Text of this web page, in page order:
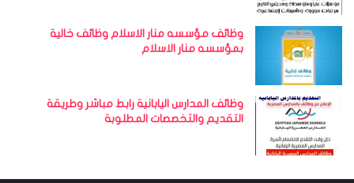
وظائف مؤسسه منار الاسلام وظائف خالية
بمؤسسه منار الاسلام
وظائف المدارس اليابانية رابط مباشر وطريقة
التقديم والتخصصات المطلوبة